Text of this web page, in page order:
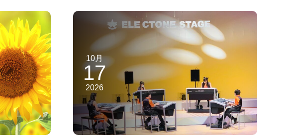
10月
17
2026